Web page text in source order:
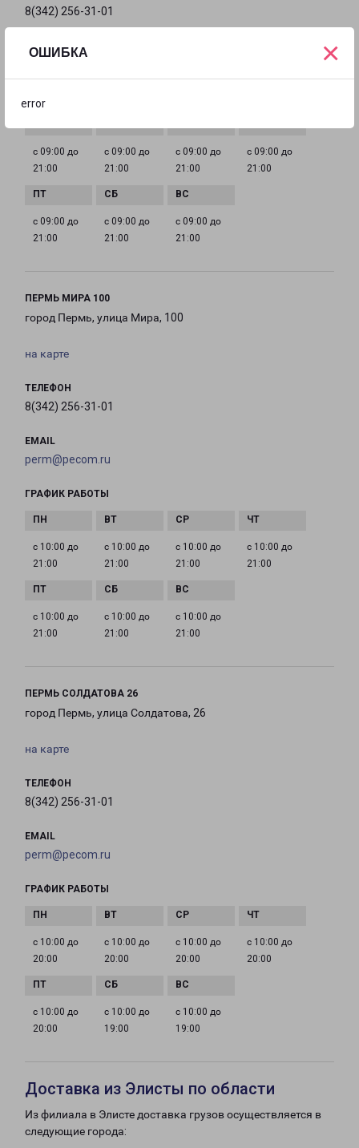
ОШИБКА
error
×
8(342) 256-31-01
EMAIL
ГРАФИК РАБОТЫ
с 09:00 до
21:00
с 09:00 до
21:00
с 09:00 до
21:00
с 09:00 до
21:00
с 09:00 до
21:00
с 09:00 до
21:00
с 09:00 до
21:00
ПЕРМЬ МИРА 100
город Пермь, улица Мира, 100
на карте
ТЕЛЕФОН
8(342) 256-31-01
EMAIL
perm@pecom.ru
ГРАФИК РАБОТЫ
с 10:00 до
21:00
с 10:00 до
21:00
с 10:00 до
21:00
с 10:00 до
21:00
с 10:00 до
21:00
с 10:00 до
21:00
с 10:00 до
21:00
ПЕРМЬ СОЛДАТОВА 26
город Пермь, улица Солдатова, 26
на карте
ТЕЛЕФОН
8(342) 256-31-01
EMAIL
perm@pecom.ru
ГРАФИК РАБОТЫ
с 10:00 до
20:00
с 10:00 до
20:00
с 10:00 до
20:00
с 10:00 до
20:00
с 10:00 до
20:00
с 10:00 до
19:00
с 10:00 до
19:00
Доставка из Элисты по области
Из филиала в Элисте доставка грузов осуществляется в
следующие города: